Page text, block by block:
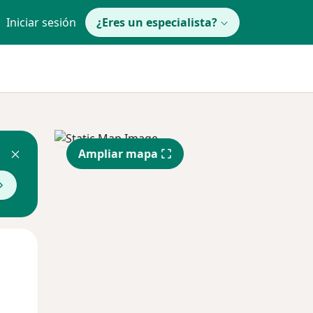
Iniciar sesión ¿Eres un especialista?
Ampliar mapa